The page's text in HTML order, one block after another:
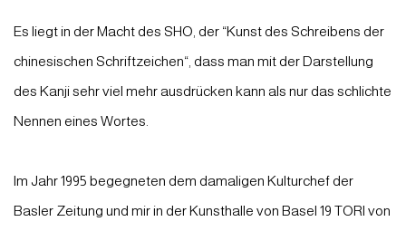
Es liegt in der Macht des SHO, der “Kunst des Schreibens der
chinesischen Schriftzeichen“, dass man mit der Darstellung
des Kanji sehr viel mehr ausdrücken kann als nur das schlichte
Nennen eines Wortes.
Im Jahr 1995 begegneten dem damaligen Kulturchef der
Basler Zeitung und mir in der Kunsthalle von Basel 19 TORI von